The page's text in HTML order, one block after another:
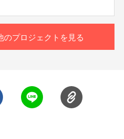
のプロジェクトを見る